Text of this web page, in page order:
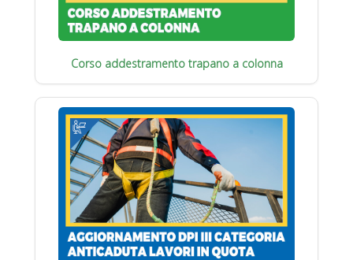
Corso addestramento trapano a colonna